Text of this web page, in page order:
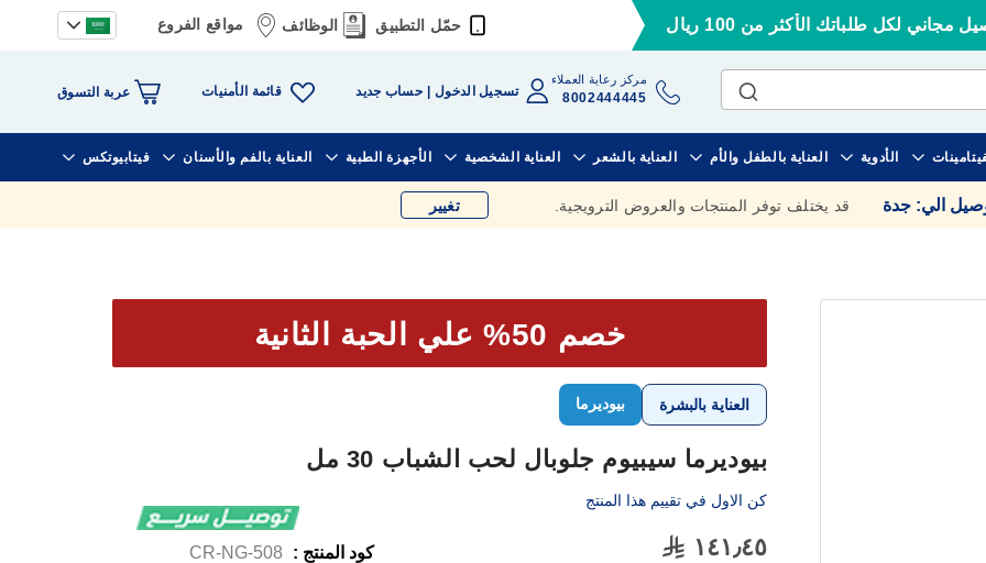
مجاني لكل طلباتك الأكثر من 100 ريال حمّل التطبيق الوظائف مواقع الفروع
مركز رعاية العملاء
8002444445 تسجيل الدخول حساب جديد قائمة الأمنيات عربة التسوق
الأدوية العناية بالطفل والأم العناية بالشعر العناية الشخصية الأجهزة الطبية العناية بالفم والأسنان فيتابيوتكس
الي: جدة قد يختلف توفر المنتجات والعروض الترويجية. تغيير
خصم 50% علي الحبة الثانية
العناية بالبشرة بيوديرما
بيوديرما سيبيوم جلوبال لحب الشباب 30 مل
كن الاول في تقييم هذا المنتج
١٤١٫٤٥ كود المنتج : CR-NG-508